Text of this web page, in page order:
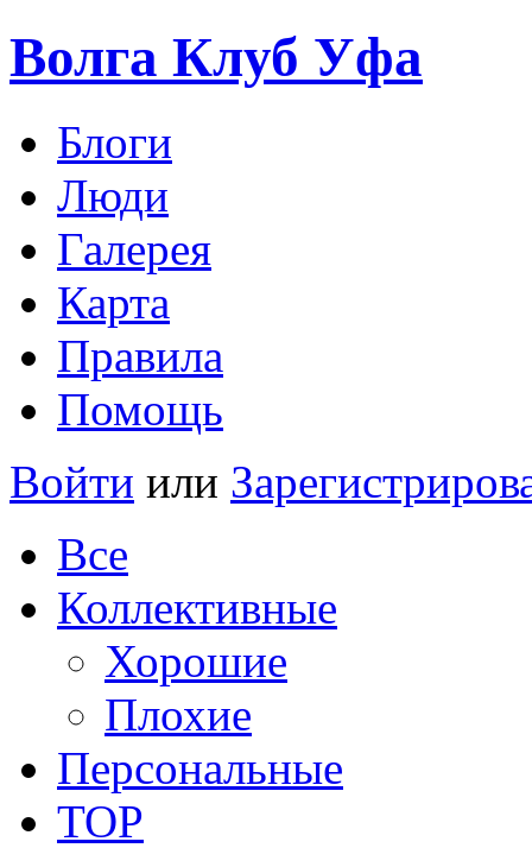
Волга Клуб Уфа
Блоги
Люди
Галерея
Карта
Правила
Помощь
Войти или
Все
Коллективные
Хорошие
Плохие
Персональные
TOP